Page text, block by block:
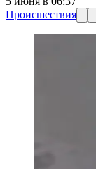
Происшествия